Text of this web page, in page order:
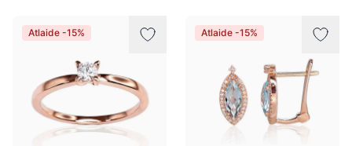
Atlaide -15% Atlaide -15%